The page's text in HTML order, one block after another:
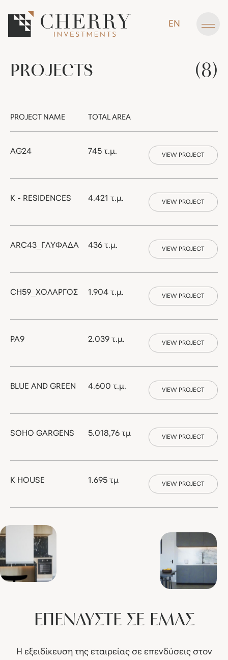
EN
PROJECTS (8)
PROJECT NAME TOTAL AREA
AG24 745 τ.μ. VIEW PROJECT
K - RESIDENCES 4.421 τ.μ. VIEW PROJECT
ARC43_ΓΛΥΦΑΔΑ 436 τ.μ. VIEW PROJECT
CH59_ΧΟΛΑΡΓΟΣ 1.904 τ.μ. VIEW PROJECT
PA9 2.039 τ.μ. VIEW PROJECT
BLUE AND GREEN 4.600 τ.μ. VIEW PROJECT
SOHO GARGENS 5.018,76 τμ VIEW PROJECT
K HOUSE 1.695 τμ VIEW PROJECT
ΕΠΕΝΔΥΣΤΕ ΣΕ ΕΜΑΣ
Η εξειδίκευση της εταιρείας σε επενδύσεις στον